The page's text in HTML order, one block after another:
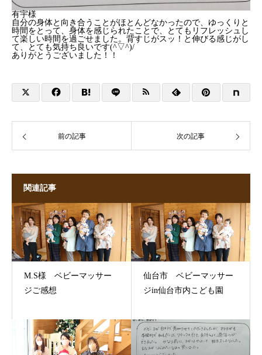
有宇様
自分の身体と向き合うことがほとんどなかったので、ゆっくりと
時間をとって、身体を感じられたことで、とてもリフレッシュし
て楽しい時間を過ごせました。背すじがスッ！と伸びる感じがし
て、とても気持ち良いです(^▽^)/
ありがとうございました！！
前の記事 次の記事
関連記事
M.S様 ベビーマッサー
ジご感想
仙台市 ベビーマッサー
ジin仙台市内こども園